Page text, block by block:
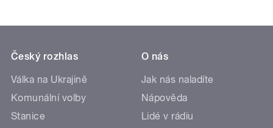
Český rozhlas
Válka na Ukrajině
Komunální volby
Stanice
O nás
Jak nás naladíte
Nápověda
Lidé v rádiu